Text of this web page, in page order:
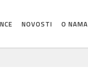
NOVOSTI O NAMA